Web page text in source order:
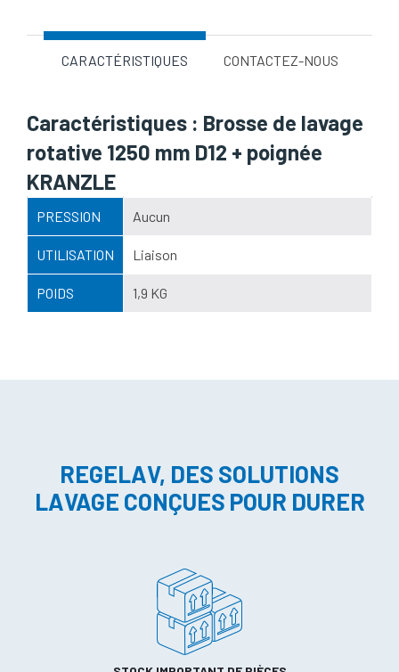
CARACTÉRISTIQUES CONTACTEZ-NOUS
Caractéristiques : Brosse de lavage
rotative 1250 mm D12 + poignée
KRANZLE
PRESSION Aucun
UTILISATION Liaison
POIDS 1,9 KG
REGELAV, DES SOLUTIONS
LAVAGE CONÇUES POUR DURER